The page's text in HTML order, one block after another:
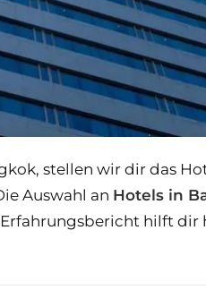
stellen wir dir das
Auswahl an Hotels in
hilft